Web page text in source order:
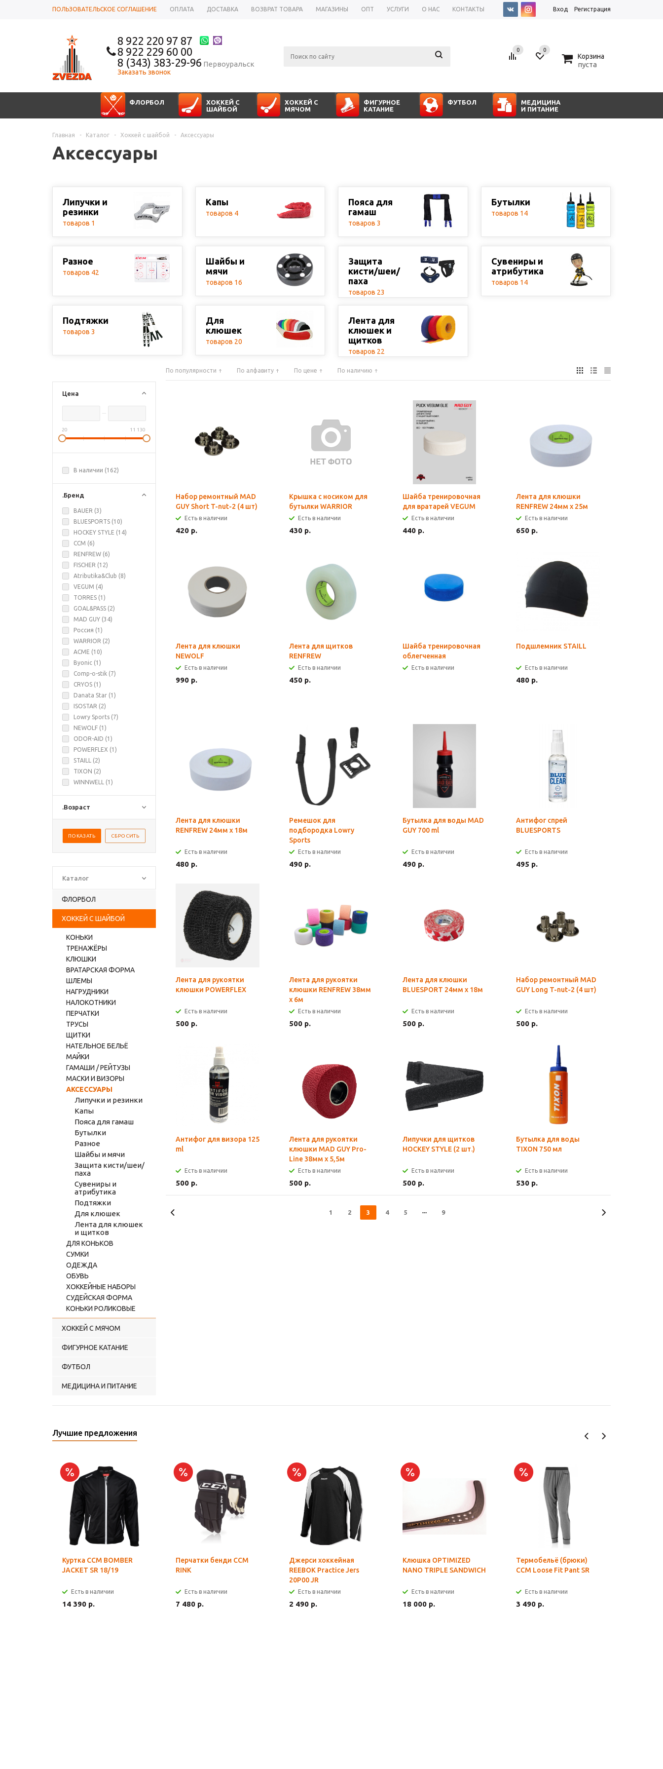
ПОЛЬЗОВАТЕЛЬСКОЕ СОГЛАШЕНИЕ ОПЛАТА ДОСТАВКА ВОЗВРАТ ТОВАРА МАГАЗИНЫ ОПТ УСЛУГИ О НАС КОНТАКТЫ Вход Регистрация
8 922 220 97 87
8 922 229 60 00
8 (343) 383-29-96 Первоуральск
Заказать звонок
0 0
Корзина
пуста
ФЛОРБОЛ
ХОККЕЙ С
ШАЙБОЙ
ХОККЕЙ С
МЯЧОМ
ФИГУРНОЕ
КАТАНИЕ
ФУТБОЛ
МЕДИЦИНА
И ПИТАНИЕ
Главная - Каталог - Хоккей с шайбой - Аксессуары
Аксессуары
Липучки и
резинки
товаров 1
Капы
товаров 4
Пояса для
гамаш
товаров 3
Бутылки
товаров 14
Разное
товаров 42
Шайбы и
мячи
товаров 16
Защита
кисти/шеи/
паха
товаров 23
Сувениры и
атрибутика
товаров 14
Подтяжки
товаров 3
Для
клюшек
товаров 20
Лента для
клюшек и
щитков
товаров 22
Цена
20 11 130
В наличии (162)
.Бренд
BAUER (3)
BLUESPORTS (10)
HOCKEY STYLE (14)
CCM (6)
RENFREW (6)
FISCHER (12)
Atributika&Club (8)
VEGUM (4)
TORRES (1 )
GOAL&PASS (2)
MAD GUY (34)
Россия (1 )
WARRIOR (2)
ACME (10)
Byonic (1 )
Comp-o-stik (7)
CRYOS (1 )
Danata Star (1 )
ISOSTAR (2)
Lowry Sports (7)
NEWOLF (1 )
ODOR-AID (1 )
POWERFLEX (1 )
STAILL (2)
TIXON (2)
WINNWELL (1 )
.Возраст
Каталог
ФЛОРБОЛ
ХОККЕЙ С ШАЙБОЙ
КОНЬКИ
ТРЕНАЖЁРЫ
КЛЮШКИ
ВРАТАРСКАЯ ФОРМА
ШЛЕМЫ
НАГРУДНИКИ
НАЛОКОТНИКИ
ПЕРЧАТКИ
ТРУСЫ
ЩИТКИ
НАТЕЛЬНОЕ БЕЛЬЁ
МАЙКИ
ГАМАШИ / РЕЙТУЗЫ
МАСКИ И ВИЗОРЫ
АКСЕССУАРЫ
Липучки и резинки
Капы
Пояса для гамаш
Бутылки
Разное
Шайбы и мячи
Защита кисти/шеи/
паха
Сувениры и
атрибутика
Подтяжки
Для клюшек
Лента для клюшек
и щитков
ДЛЯ КОНЬКОВ
СУМКИ
ОДЕЖДА
ОБУВЬ
ХОККЕЙНЫЕ НАБОРЫ
СУДЕЙСКАЯ ФОРМА
КОНЬКИ РОЛИКОВЫЕ
ХОККЕЙ С МЯЧОМ
ФИГУРНОЕ КАТАНИЕ
ФУТБОЛ
МЕДИЦИНА И ПИТАНИЕ
По популярности По алфавиту По цене По наличию
Набор ремонтный MAD
GUY Short T-nut-2 (4 шт)
Есть в наличии
420 р.
Крышка с носиком для
бутылки WARRIOR
Есть в наличии
430 р.
Шайба тренировочная
для вратарей VEGUM
Есть в наличии
440 р.
Лента для клюшки
RENFREW 24мм х 25м
Есть в наличии
650 р.
Лента для клюшки
NEWOLF
Есть в наличии
990 р.
Лента для щитков
RENFREW
Есть в наличии
450 р.
Шайба тренировочная
облегченная
Есть в наличии
Подшлемник STAILL
Есть в наличии
480 р.
Лента для клюшки
RENFREW 24мм х 18м
Есть в наличии
480 р.
Ремешок для
подбородка Lowry
Sports
Есть в наличии
490 р.
Бутылка для воды MAD
GUY 700 ml
Есть в наличии
490 р.
Антифог спрей
BLUESPORTS
Есть в наличии
495 р.
Лента для рукоятки
клюшки POWERFLEX
Есть в наличии
500 р.
Лента для рукоятки
клюшки RENFREW 38мм
х 6м
Есть в наличии
500 р.
Лента для клюшки
BLUESPORT 24мм х 18м
Есть в наличии
500 р.
Набор ремонтный MAD
GUY Long T-nut-2 (4 шт)
Есть в наличии
500 р.
Антифог для визора 125
ml
Есть в наличии
500 р.
Лента для рукоятки
клюшки MAD GUY Pro-
Line 38мм х 5,5м
Есть в наличии
500 р.
Липучки для щитков
HOCKEY STYLE (2 шт.)
Есть в наличии
500 р.
Бутылка для воды
TIXON 750 мл
Есть в наличии
530 р.
1 2 3 4 5 9
Лучшие предложения
Куртка CCM BOMBER
JACKET SR 18/19
Есть в наличии
14 390 р.
Перчатки бенди CCM
RINK
Есть в наличии
7 480 р.
Джерси хоккейная
REEBOK Practice Jers
20P00 JR
Есть в наличии
2 490 р.
Клюшка OPTIMIZED
NANO TRIPLE SANDWICH
Есть в наличии
18 000 р.
Термобельё (брюки)
CCM Loose Fit Pant SR
Есть в наличии
3 490 р.